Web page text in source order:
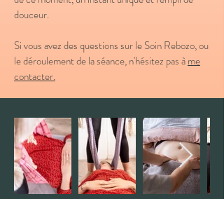
douceur.
Si vous avez des questions sur le Soin Rebozo, ou
le déroulement de la séance, n'hésitez pas àme
contacter.